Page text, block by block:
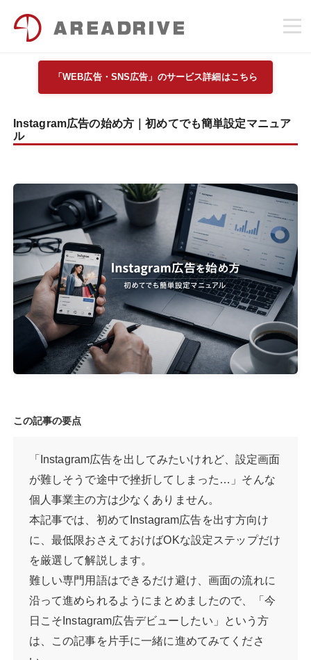
「WEB広告・SNS広告」のサービス詳細はこちら
Instagram広告の始め方｜初めてでも簡単設定マニュア
ル
この記事の要点
「Instagram広告を出してみたいけれど、設定画面
が難しそうで途中で挫折してしまった…」そんな
個人事業主の方は少なくありません。
本記事では、初めてInstagram広告を出す方向け
に、最低限おさえておけばOKな設定ステップだけ
を厳選して解説します。
難しい専門用語はできるだけ避け、画面の流れに
沿って進められるようにまとめましたので、「今
日こそInstagram広告デビューしたい」という方
は、この記事を片手に一緒に進めてみてくださ